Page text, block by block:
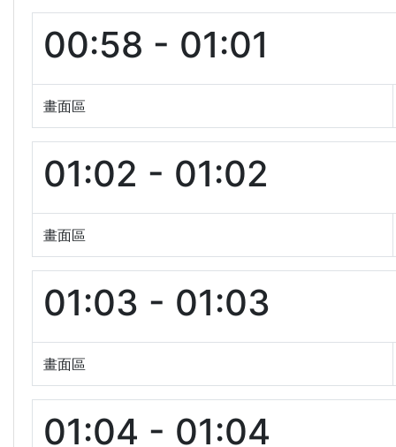
00:58 - 01:01
畫面區
01:02 - 01:02
畫面區
01:03 - 01:03
畫面區
01:04 - 01:04